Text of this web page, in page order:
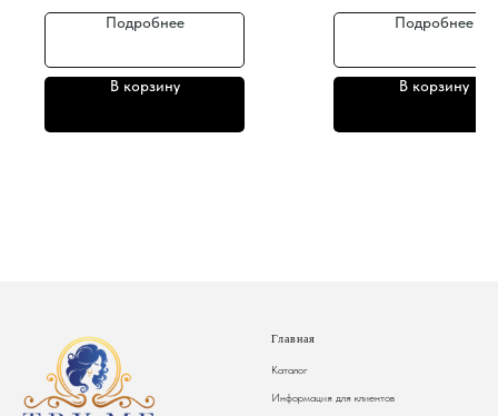
Подробнее
В корзину
Подробнее
В корзину
Главная
Каталог
Информация для клиентов